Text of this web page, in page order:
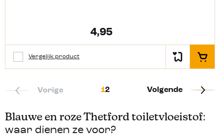
100 liter is 1 dosis van 80 ml
vloeistof direct in de gootsteen- of
doucheafvoer gieten. Spoel
Zo eenvoudig is het!
4,95
Vergelijk product In het
Vorige 12 Volgende
Blauwe en roze Thetford toiletvloeistof:
waar dienen ze voor?